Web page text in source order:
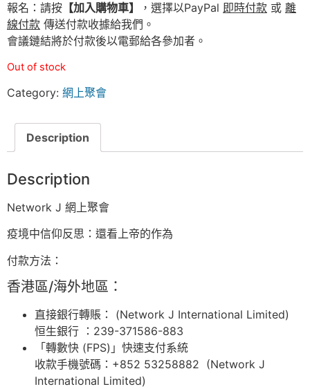
報名：請按 【加入購物車】 ，選擇以PayPal 即時付款 或 離
線付款 傳送付款收據給我們。
會議鏈結將於付款後以電郵給各參加者。
Out of stock
Category: 網上聚會
Description
Description
Network J 網上聚會
疫境中信仰反思：還看上帝的作為
付款方法：
香港區/海外地區：
直接銀行轉賬： (Network J International Limited)
恒生銀行 ：239-371586-883
「轉數快 (FPS)」快速支付系統
收款手機號碼：+852 53258882 (Network J
International Limited)